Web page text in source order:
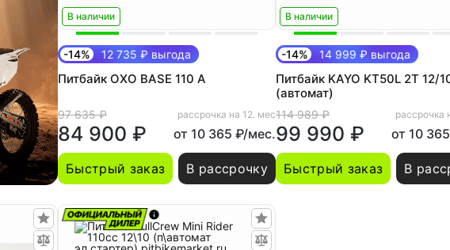
В наличии
-14% 12 735 ₽ выгода
Питбайк OXO BASE 110 A
97 635 ₽
84 900 ₽
рассрочка на 12. мес
от 10 365 ₽/мес.
Быстрый заказ В рассрочку
В наличии
-14% 14 999 ₽ выгода
Питбайк KAYO KT50L 2T 12/
(автомат)
114 989 ₽
99 990 ₽
рассрочка
от 10
Быстрый заказ В